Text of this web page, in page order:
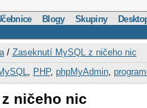
Blogy Skupiny
/ Zaseknutí MySQL z ničeho nic
PHP, phpMyAdmin,
ničeho nic